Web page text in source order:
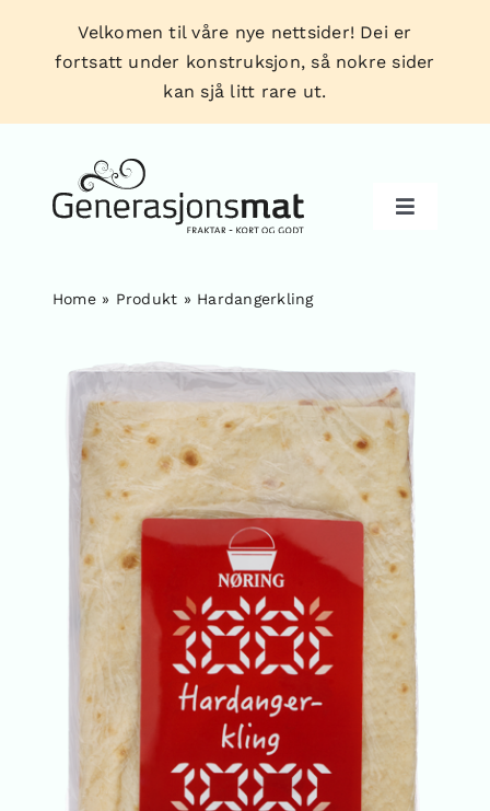
content
Velkomen til våre nye nettsider! Dei er
fortsatt under konstruksjon, så nokre sider
kan sjå litt rare ut.
Toggle
Produkt
Forhandlarar
Tips & triks
Om oss
Kontakt
Home» Produkt » Hardangerkling